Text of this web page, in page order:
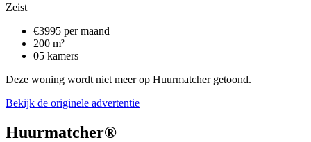
Zeist
€3995 per maand
200 m²
05 kamers
Deze woning wordt niet meer op Huurmatcher getoond.
Bekijk de originele advertentie
Huurmatcher®